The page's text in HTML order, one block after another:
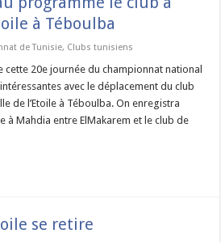
à Téboulba
de Tunisie, Clubs tunisiens
cette 20e journée du championnat national
avec le déplacement du club
de l’Etoile à Téboulba. On enregistra
à Mahdia entre ElMakarem et le club de
se retire